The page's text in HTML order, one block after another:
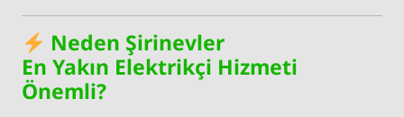
Neden Şirinevler
En Yakın Elektrikçi Hizmeti
Önemli?